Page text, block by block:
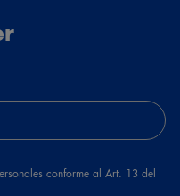
conforme al Art. 13 del